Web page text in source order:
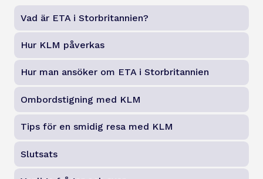
Vad är ETA i Storbritannien?
Hur KLM påverkas
Hur man ansöker om ETA i Storbritannien
Ombordstigning med KLM
Tips för en smidig resa med KLM
Slutsats